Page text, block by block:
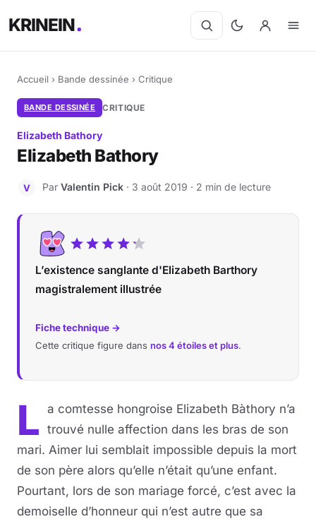
KRINEIN
Accueil › Bande dessinée › Critique
BANDE DESSINÉE CRITIQUE
Elizabeth Bathory
Elizabeth Bathory
V Par Valentin Pick · 3 août 2019 · 2 min de lecture
L’existence sanglante d'Elizabeth Barthory
magistralement illustrée
Fiche technique →
Cette critique figure dans nos 4 étoiles et plus.
L a comtesse hongroise Elizabeth Bàthory n’a
trouvé nulle affection dans les bras de son
mari. Aimer lui semblait impossible depuis la mort
de son père alors qu’elle n’était qu’une enfant.
Pourtant, lors de son mariage forcé, c’est avec la
demoiselle d’honneur qui n’est autre que sa